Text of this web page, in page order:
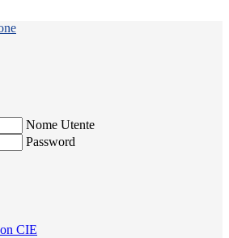
Nome Utente
Password
CIE